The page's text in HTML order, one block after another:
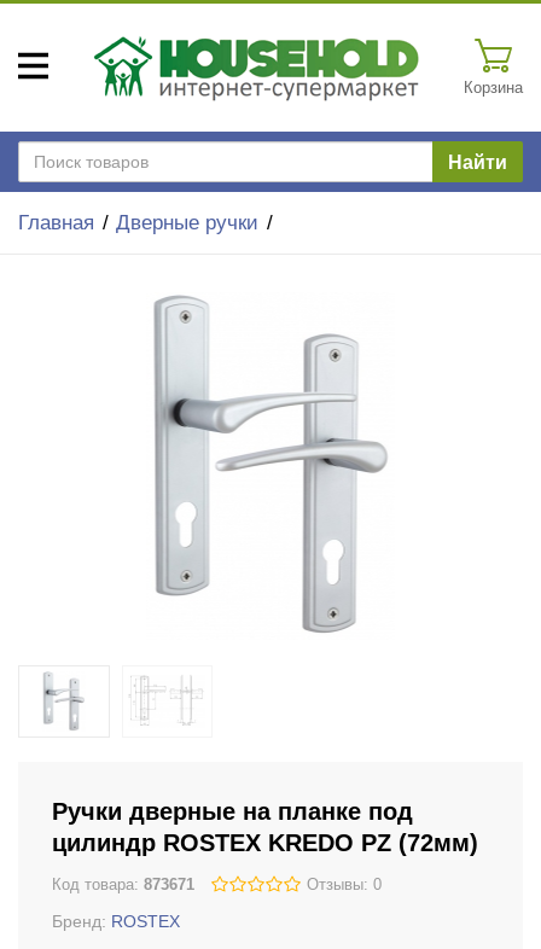
Корзина
Найти
Главная Дверные ручки
Ручки дверные на планке под
цилиндр ROSTEX KREDO PZ (72мм)
Код товара: 873671 Отзывы: 0
Бренд: ROSTEX